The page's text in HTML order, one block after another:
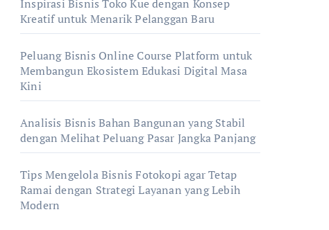
Inspirasi Bisnis Toko Kue dengan Konsep
Kreatif untuk Menarik Pelanggan Baru
Peluang Bisnis Online Course Platform untuk
Membangun Ekosistem Edukasi Digital Masa
Kini
Analisis Bisnis Bahan Bangunan yang Stabil
dengan Melihat Peluang Pasar Jangka Panjang
Tips Mengelola Bisnis Fotokopi agar Tetap
Ramai dengan Strategi Layanan yang Lebih
Modern